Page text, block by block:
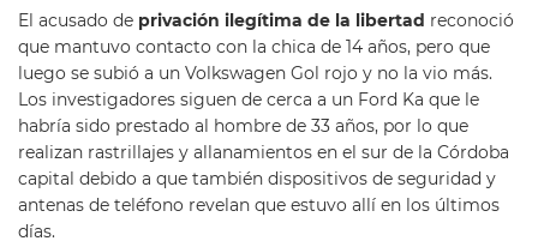
El acusado de privación ilegítima de la libertad reconoció
que mantuvo contacto con la chica de 14 años, pero que
luego se subió a un Volkswagen Gol rojo y no la vio más.
Los investigadores siguen de cerca a un Ford Ka que le
habría sido prestado al hombre de 33 años, por lo que
realizan rastrillajes y allanamientos en el sur de la Córdoba
capital debido a que también dispositivos de seguridad y
antenas de teléfono revelan que estuvo allí en los últimos
días.